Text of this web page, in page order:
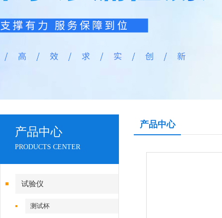
产品中心
PRODUCTS CENTER
试验仪
测试杯
产品中心